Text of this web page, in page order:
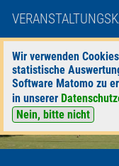
Wir verwenden
statistische
Software Matomo zu
in unserer
Nein, bitte nicht